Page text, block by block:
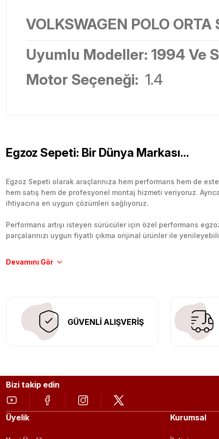
VOLKSWAGEN POLO
Uyumlu Modeller: 1994 Ve
Motor Seçeneği: 1.4
Egzoz Sepeti: Bir Dünya Markası...
Egzoz Sepeti olarak araçlarınıza hem performans hem de
hem satış hem de profesyonel montaj hizmeti veriyoruz.
ihtiyacına en uygun çözümleri sağlıyoruz.
Performans artışı isteyen sürücüler için özel performans
parçalarınızı uygun fiyatlı çıkma orijinal ürünler ile
Tüm ürünlerimiz orijinal, dayanıklı ve uzun ömürlüdür.
GÜVENLİ ALIŞVERİŞ
Bizi takip edin
Üyelik Kurumsal